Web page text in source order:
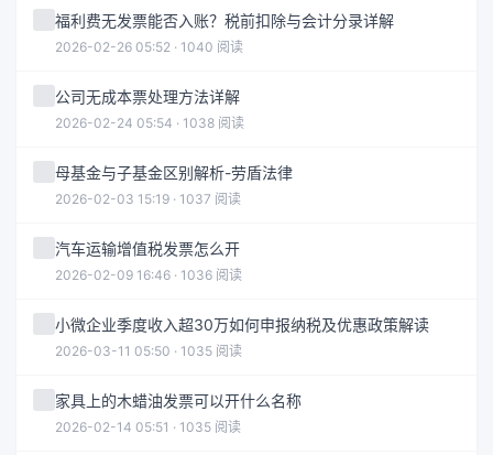
福利费无发票能否入账？税前扣除与会计分录详解
2026-02-26 05:52 · 1040 阅读
公司无成本票处理方法详解
2026-02-24 05:54 · 1038 阅读
母基金与子基金区别解析-劳盾法律
2026-02-03 15:19 · 1037 阅读
汽车运输增值税发票怎么开
2026-02-09 16:46 · 1036 阅读
小微企业季度收入超30万如何申报纳税及优惠政策解读
2026-03-11 05:50 · 1035 阅读
家具上的木蜡油发票可以开什么名称
2026-02-14 05:51 · 1035 阅读